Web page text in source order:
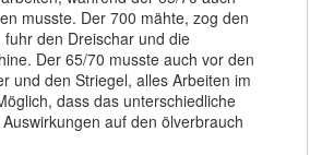
musste. Der 700 mähte, zog den
den Dreischar und die
Der 65/70 musste auch vor den
und den Striegel, alles Arbeiten im
dass das unterschiedliche
auf den ölverbrauch